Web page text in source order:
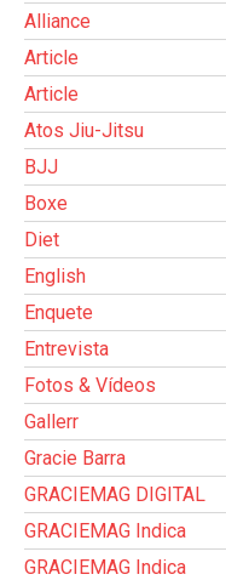
Alliance
Article
Article
Atos Jiu-Jitsu
BJJ
Boxe
Diet
English
Enquete
Entrevista
Fotos & Vídeos
Gallerr
Gracie Barra
GRACIEMAG DIGITAL
GRACIEMAG Indica
GRACIEMAG Indica